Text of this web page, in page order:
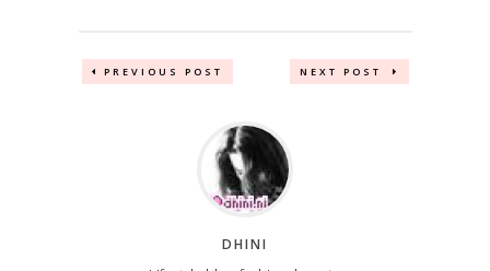
PREVIOUS POST NEXT POST
DHINI